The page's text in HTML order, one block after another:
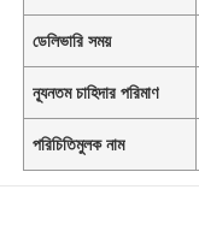
ডেলিভারি সময়
ন্যূনতম চাহিদার পরিমাণ
পরিচিতিমুলক নাম